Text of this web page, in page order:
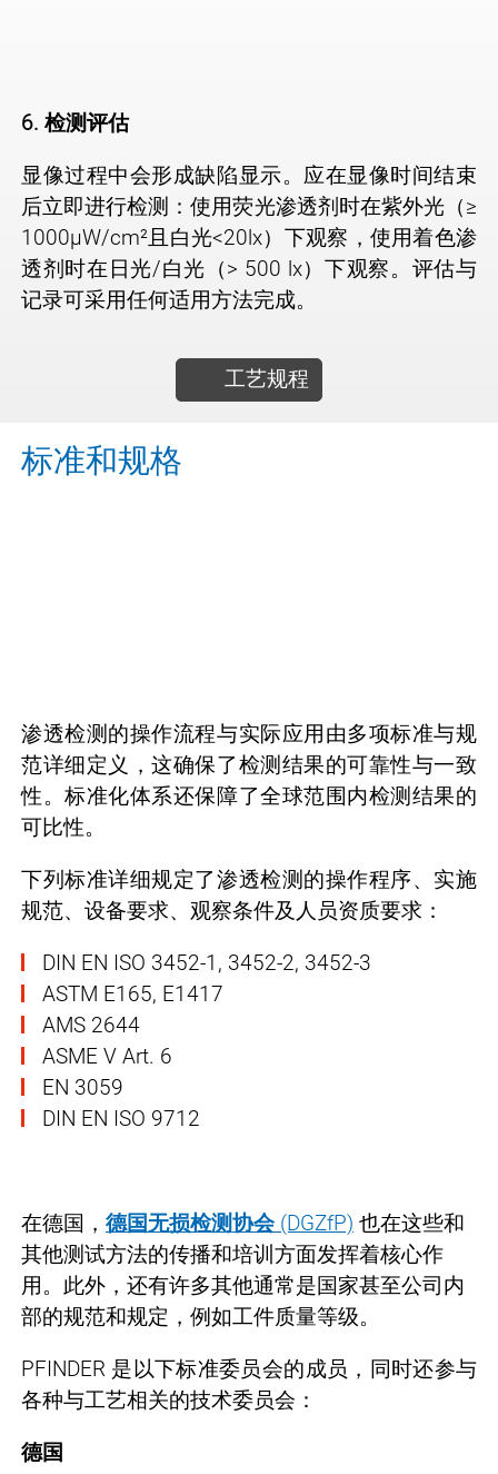
6. 检测评估
显像过程中会形成缺陷显示。应在显像时间结束
后立即进行检测：使用荧光渗透剂时在紫外光（≥
1000μW/cm²且白光<20lx）下观察，使用着色渗
透剂时在日光/白光（> 500 lx）下观察。评估与
记录可采用任何适用方法完成。
工艺规程
标准和规格
渗透检测的操作流程与实际应用由多项标准与规
范详细定义，这确保了检测结果的可靠性与一致
性。标准化体系还保障了全球范围内检测结果的
可比性。
下列标准详细规定了渗透检测的操作程序、实施
规范、设备要求、观察条件及人员资质要求：
DIN EN ISO 3452-1, 3452-2, 3452-3
ASTM E165, E1417
AMS 2644
ASME V Art. 6
EN 3059
DIN EN ISO 9712
在德国， 德国无损检测协会(DGZfP) 也在这些和
其他测试方法的传播和培训方面发挥着核心作
用。此外，还有许多其他通常是国家甚至公司内
部的规范和规定，例如工件质量等级。
PFINDER 是以下标准委员会的成员，同时还参与
各种与工艺相关的技术委员会：
德国